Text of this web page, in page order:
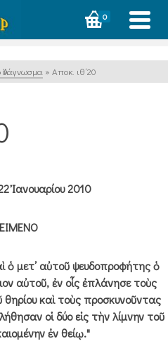
0
Ἀνάγνωσμα » Αποκ. ιθ΄20
Ἰανουαρίου 2010
ὁ μετ᾿ αὐτοῦ ψευδοπροφήτης ὁ
αὐτοῦ, ἐν οἷς ἐπλάνησε τοὺς
καὶ τοὺς προσκυνοῦντας
οἱ δύο εἰς τὴν λίμνην τοῦ
ἐν θείῳ."